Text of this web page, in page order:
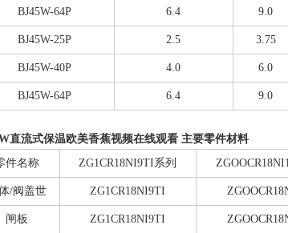
BJ45W-64P 6.4 9.0
BJ45W-25P 2.5 3.75
BJ45W-40P 4.0 6.0
BJ45W-64P 6.4 9.0
直流式保温欧美香蕉视频在线观看 主要零件材料
件名称
ZG1CR18NI9TI系列
/阀盖世 ZG1CR18NI9TI
闸板 ZG1CR18NI9TI